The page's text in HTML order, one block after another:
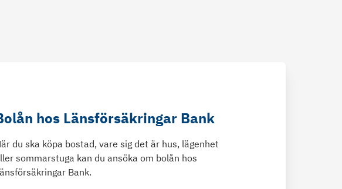
hos Länsförsäkringar Bank
du ska köpa bostad, vare sig det är hus, lägenhet
sommarstuga kan du ansöka om bolån hos
Bank.